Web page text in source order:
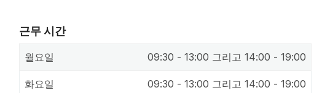
근무 시간
월요일 09:30 - 13:00 그리고 14:00 - 19:00
화요일 09:30 - 13:00 그리고 14:00 - 19:00